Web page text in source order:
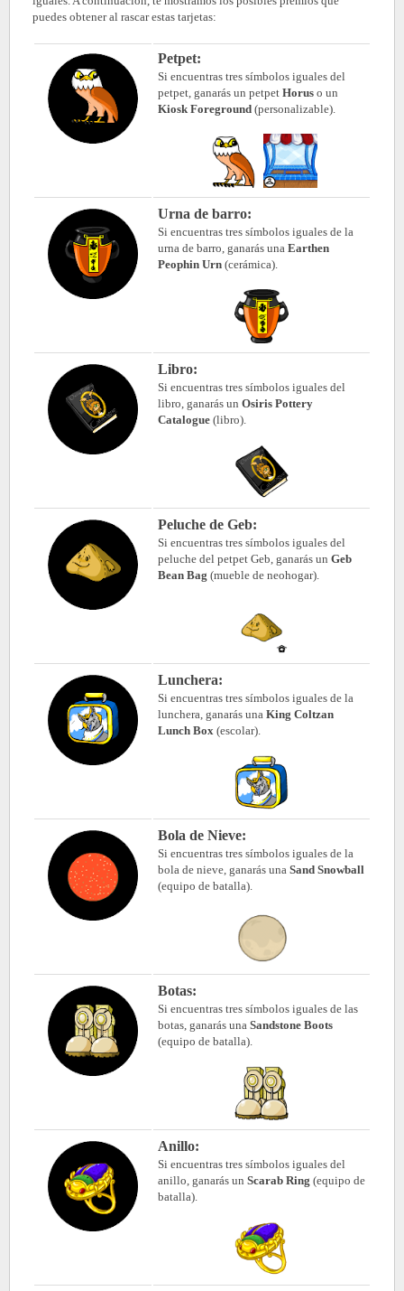
puedes obtener al rascar estas tarjetas:
Petpet:
Si encuentras tres símbolos iguales del
petpet, ganarás un petpet Horus o un
Kiosk Foreground (personalizable).
Urna de barro:
Si encuentras tres símbolos iguales de la
urna de barro, ganarás una Earthen
Peophin Urn (cerámica).
Libro:
Si encuentras tres símbolos iguales del
libro, ganarás un Osiris Pottery
Catalogue (libro).
Peluche de Geb:
Si encuentras tres símbolos iguales del
peluche del petpet Geb, ganarás un Geb
Bean Bag (mueble de neohogar).
Lunchera:
Si encuentras tres símbolos iguales de la
lunchera, ganarás una King Coltzan
Lunch Box (escolar).
Bola de Nieve:
Si encuentras tres símbolos iguales de la
bola de nieve, ganarás una Sand Snowball
(equipo de batalla).
Botas:
Si encuentras tres símbolos iguales de las
botas, ganarás una Sandstone Boots
(equipo de batalla).
Anillo:
Si encuentras tres símbolos iguales del
anillo, ganarás un Scarab Ring (equipo de
batalla).